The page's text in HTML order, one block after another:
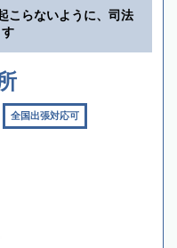
こらないように、司法
全国出張対応可